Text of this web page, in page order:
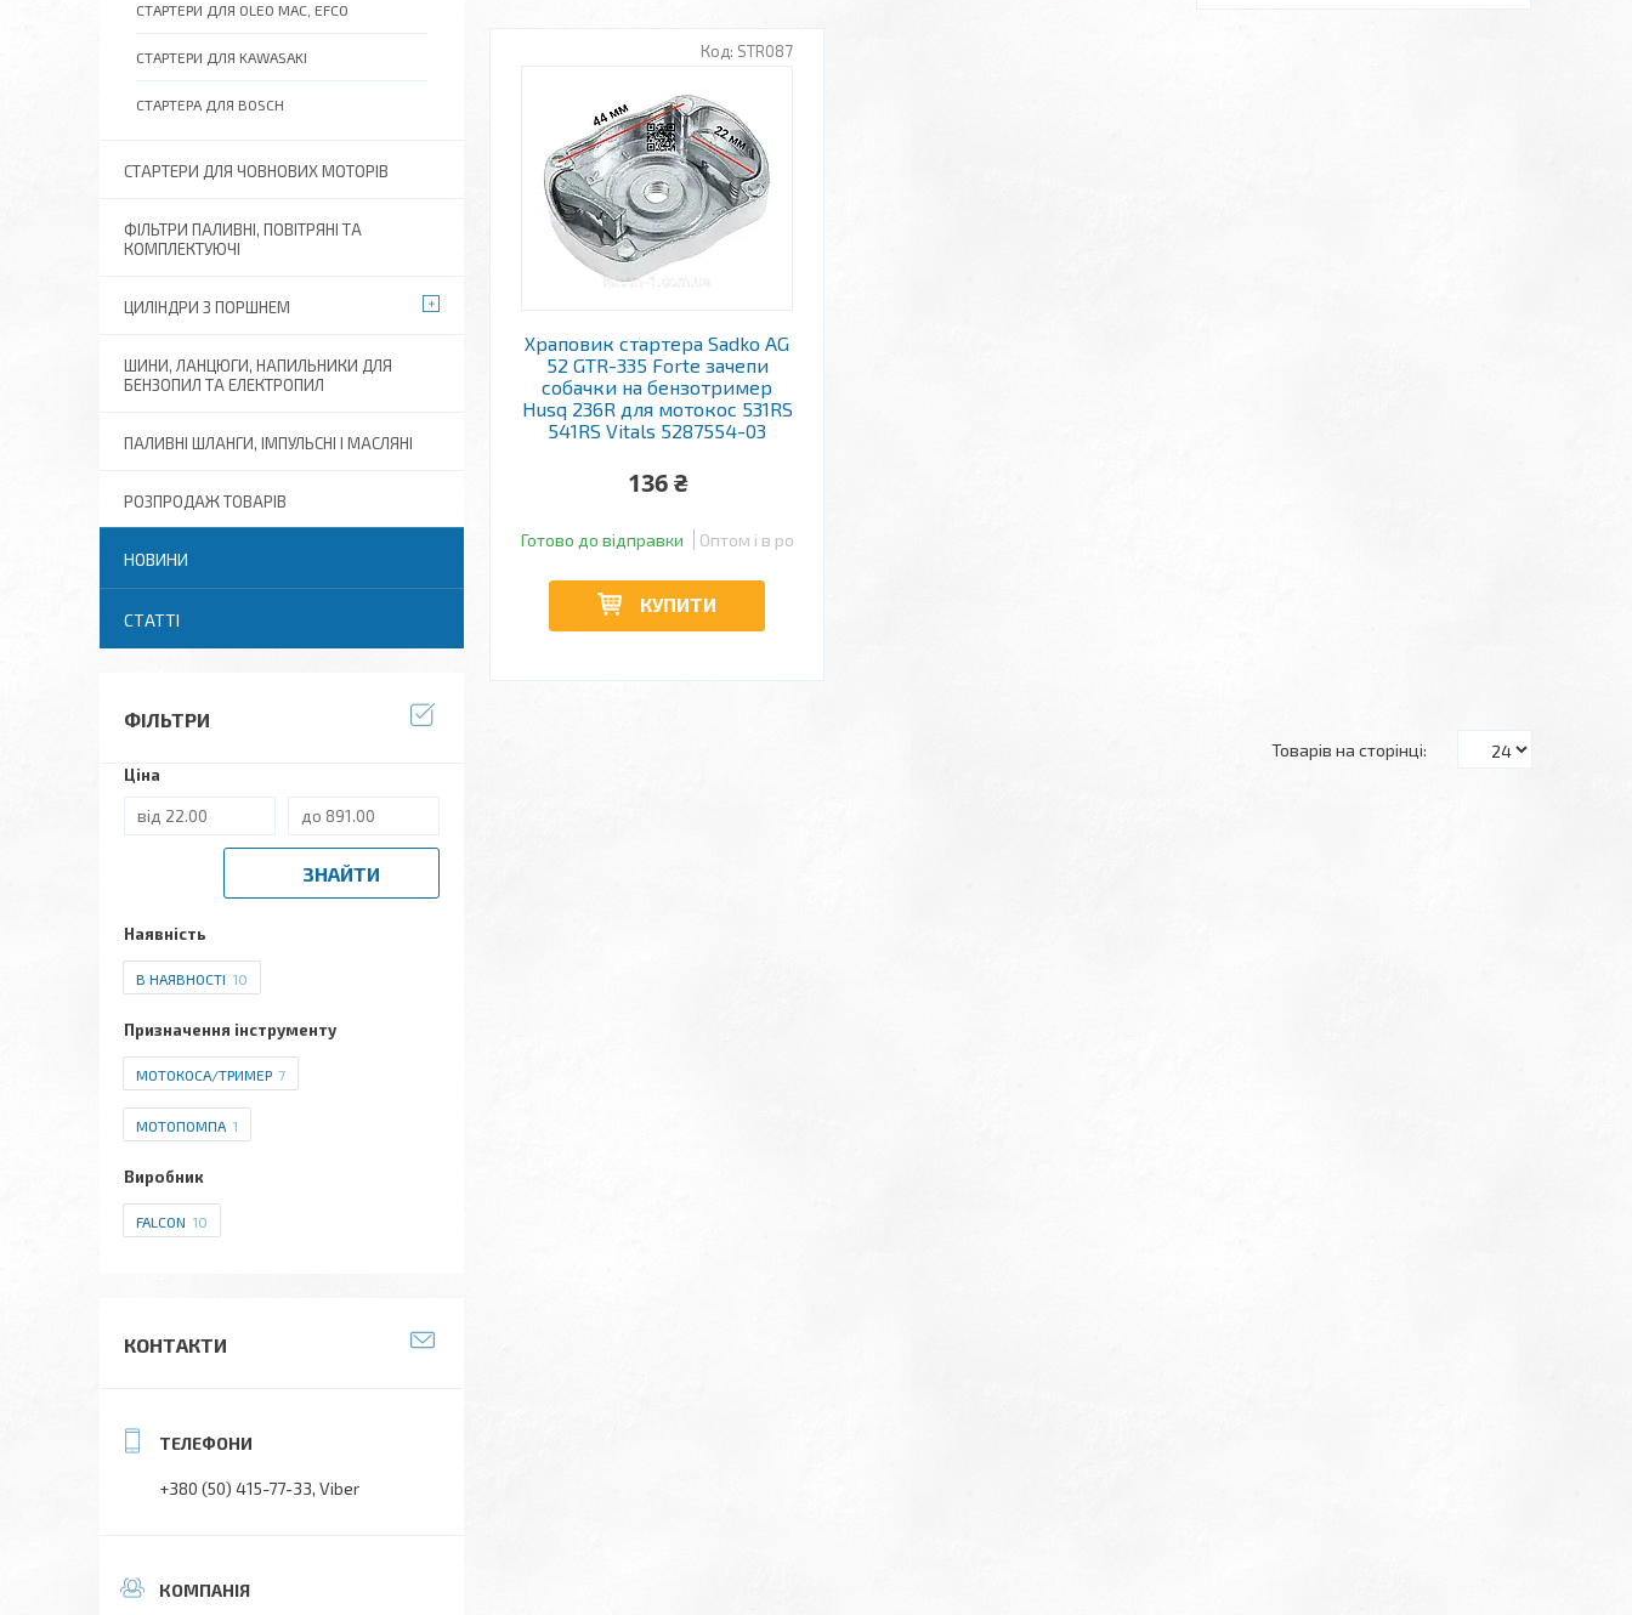
STR087
Храповик стартера Sadko AG
52 GTR-335 Forte зачепи
собачки на бензотример
Husq 236R для мотокос 531RS
541RS Vitals 5287554-03
136 ₴
Готово до відправки Оптом і в роздріб
КУПИТИ
СТАРТЕРИ ДЛЯ OLEO MAC, EFCO
СТАРТЕРИ ДЛЯ KAWASAKI
СТАРТЕРА ДЛЯ BOSCH
СТАРТЕРИ ДЛЯ ЧОВНОВИХ МОТОРІВ
ФІЛЬТРИ ПАЛИВНІ, ПОВІТРЯНІ ТА
КОМПЛЕКТУЮЧІ
ЦИЛІНДРИ З ПОРШНЕМ
ШИНИ, ЛАНЦЮГИ, НАПИЛЬНИКИ ДЛЯ
БЕНЗОПИЛ ТА ЕЛЕКТРОПИЛ
ПАЛИВНІ ШЛАНГИ, ІМПУЛЬСНІ І МАСЛЯНІ
РОЗПРОДАЖ ТОВАРІВ
НОВИНИ
СТАТТІ
ФІЛЬТРИ
Ціна
ЗНАЙТИ
Наявність
В НАЯВНОСТІ 10
Призначення інструменту
МОТОКОСА/ТРИМЕР 7
МОТОПОМПА 1
Виробник
FALCON 10
КОНТАКТИ
+380 (50) 415-77-33 Viber